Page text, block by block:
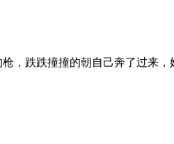
跌跌撞撞的朝自己奔了过来，